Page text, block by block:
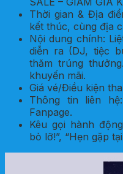
Thời gian & Địa
kết thúc, cùng địa
Nội dung chính:
diễn ra (DJ, tiệc
thăm trúng
khuyến mãi.
Giá vé/Điều kiện
Thông tin liên
Fanpage.
Kêu gọi hành
bỏ lỡ!”, “Hẹn gặp